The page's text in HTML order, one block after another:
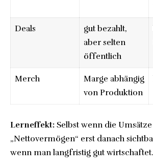
Deals
gut bezahlt,
aber selten
öffentlich
Merch
Marge abhängig
von Produktion
Lerneffekt: Selbst wenn die
„Nettovermögen“ erst danach
wenn man langfristig gut wirtschaftet.